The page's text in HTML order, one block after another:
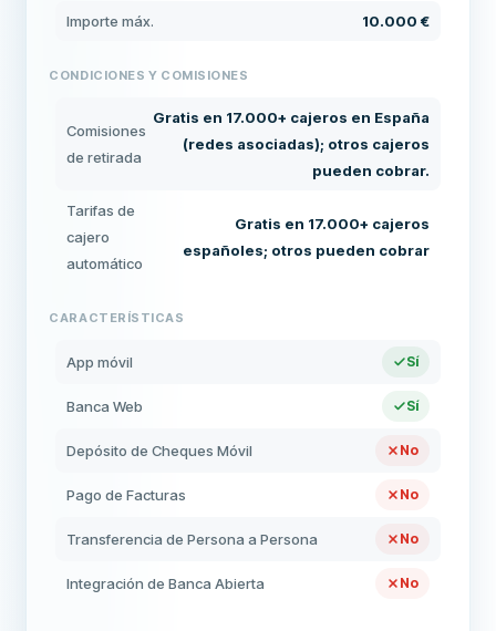
Importe máx. 10.000 €
CONDICIONES Y COMISIONES
Comisiones
de retirada
Gratis en 17.000+ cajeros en España
(redes asociadas); otros cajeros
pueden cobrar.
Tarifas de
cajero
automático
Gratis en 17.000+ cajeros
españoles; otros pueden cobrar
CARACTERÍSTICAS
App móvil Sí
Banca Web Sí
Depósito de Cheques Móvil No
Pago de Facturas No
Transferencia de Persona a Persona No
Integración de Banca Abierta No